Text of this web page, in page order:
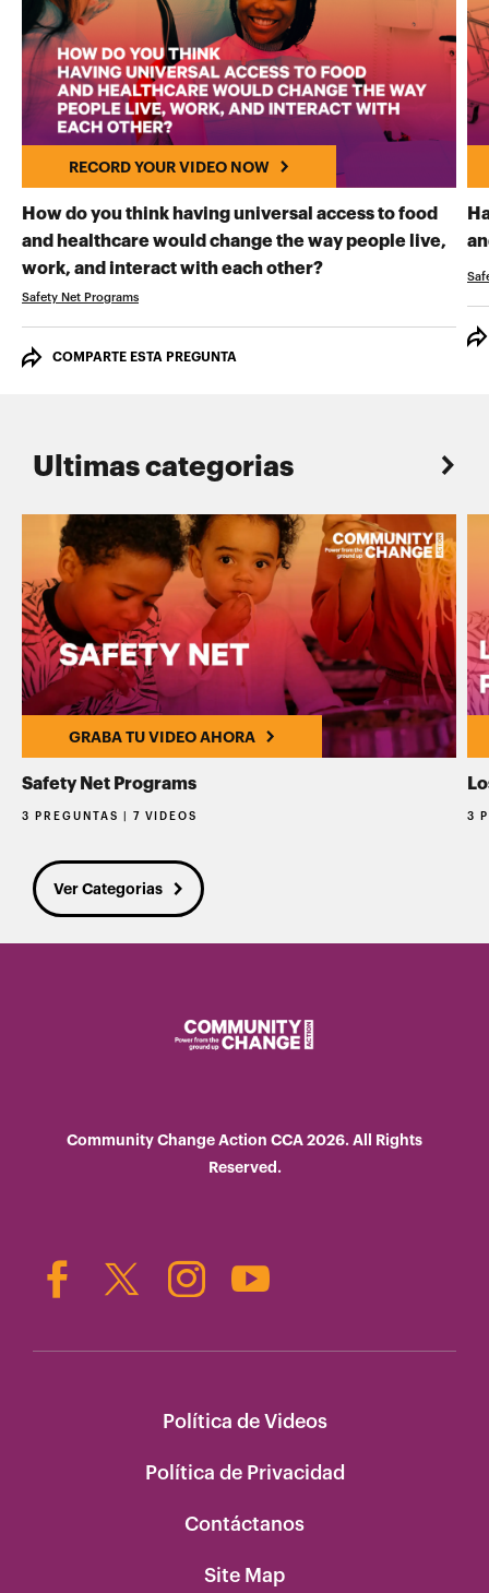
RECORD YOUR VIDEO NOW
How do you think having universal access to food
and healthcare would change the way people live,
work, and interact with each other?RECORD YOUR
Safety Net Programs
COMPARTE ESTA PREGUNTA
Ultimas categorias
GRABA TU VIDEO AHORA
Safety Net Programs
3 PREGUNTAS | 7 VIDEOS 3
Ver Categorias
Community Change Action CCA 2026. All Rights
Reserved.
Política de Videos
Política de Privacidad
Contáctanos
Site Map